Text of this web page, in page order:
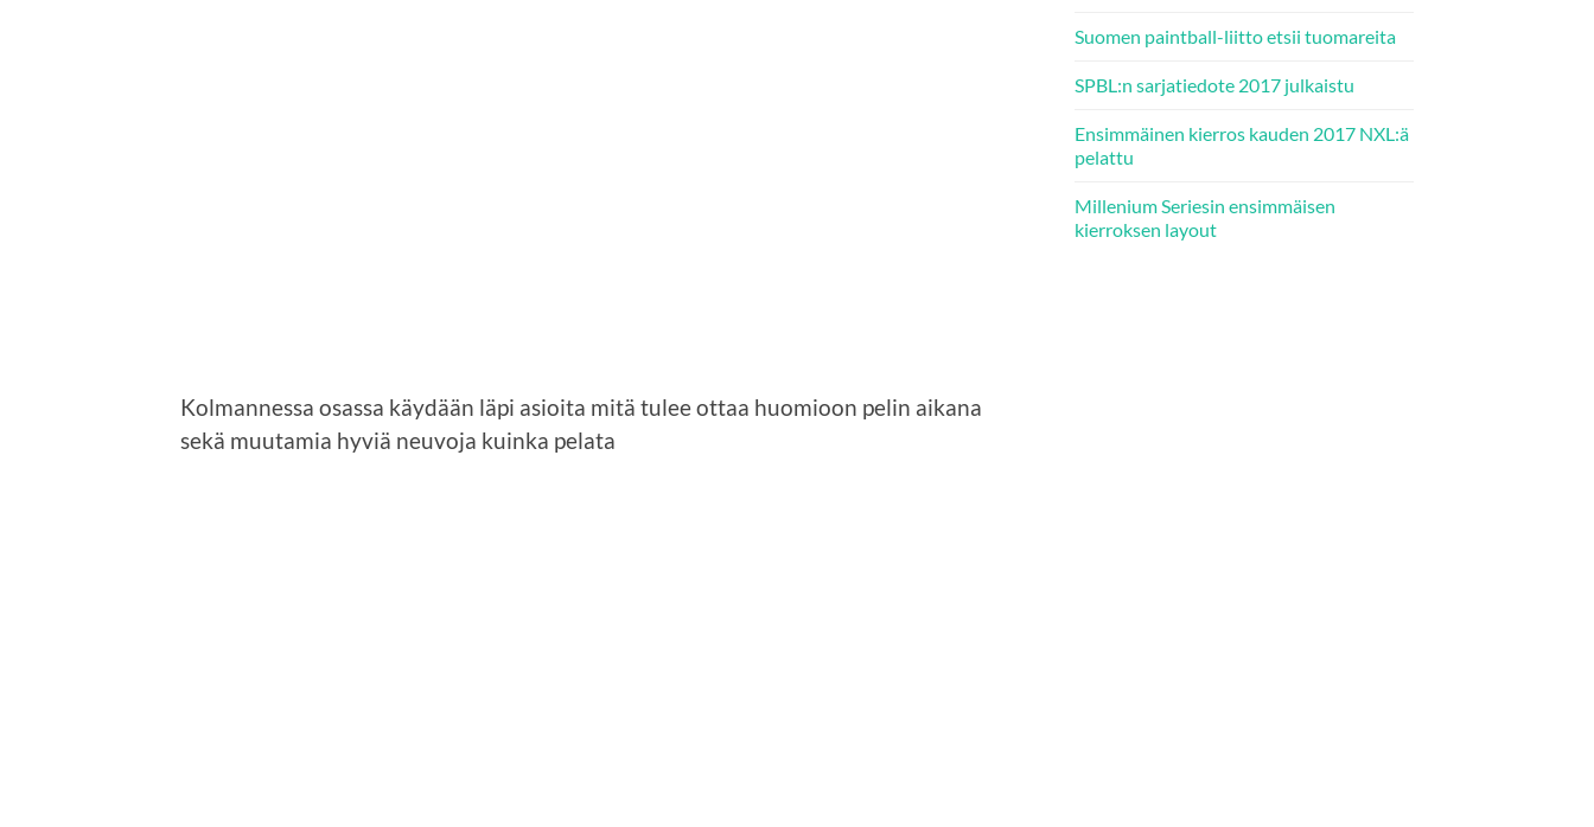
Kolmannessa osassa käydään läpi asioita mitä tulee ottaa huomioon pelin aikana
sekä muutamia hyviä neuvoja kuinka pelata
Suomen paintball-liitto etsii tuomareita
SPBL:n sarjatiedote 2017 julkaistu
Ensimmäinen kierros kauden 2017 NXL:ä
pelattu
Millenium Seriesin ensimmäisen
kierroksen layout